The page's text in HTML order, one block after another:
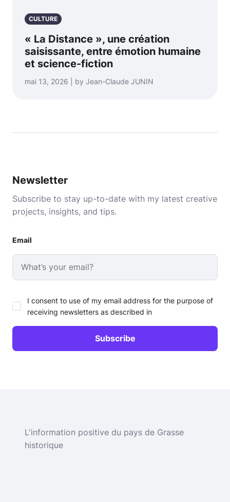
CULTURE
« La Distance », une création
saisissante, entre émotion humaine
et science-fiction
mai 13, 2026 | by Jean-Claude JUNIN
Newsletter
Subscribe to stay up-to-date with my latest creative
projects, insights, and tips.
Email
I consent to use of my email address for the purpose of
receiving newsletters as described in
L'information positive du pays de Grasse
historique